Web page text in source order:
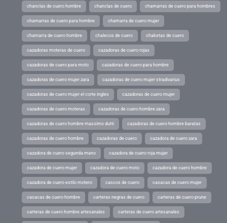
chanclas de cuero hombre chanclas de cuero chamarras de cuero para hombres
chamarras de cuero para hombre chamarra de cuero mujer
chamarra de cuero hombre chalecos de cuero chaketas de cuero
cazadoras moteras de cuero cazadoras de cuero rojas
cazadoras de cuero para moto cazadoras de cuero para hombre
cazadoras de cuero mujer zara cazadoras de cuero mujer stradivarius
cazadoras de cuero mujer el corte ingles cazadoras de cuero mujer
cazadoras de cuero moteras cazadoras de cuero hombre zara
cazadoras de cuero hombre massimo dutti cazadoras de cuero hombre baratas
cazadoras de cuero hombre cazadoras de cuero cazadora de cuero zara
cazadora de cuero segunda mano cazadora de cuero roja mujer
cazadora de cuero mujer cazadora de cuero moto cazadora de cuero hombre
cazadora de cuero estilo motero cascos de cuero casacas de cuero mujer
casacas de cuero hombre carteras negras de cuero carteras de cuero prune
carteras de cuero hombre artesanales carteras de cuero artesanales